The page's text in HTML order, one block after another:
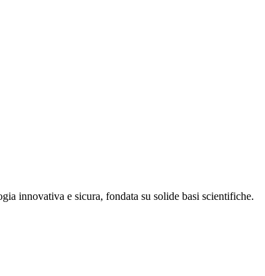
innovativa e sicura, fondata su solide basi scientifiche.